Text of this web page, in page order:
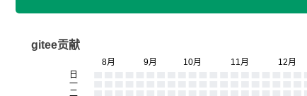
gitee贡献